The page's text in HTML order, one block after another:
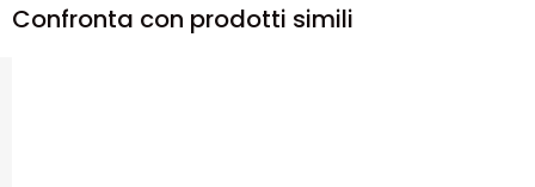
Confronta con prodotti simili